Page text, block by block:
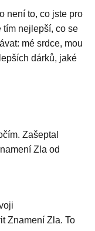
není to, co jste pro
tím nejlepší, co se
mé srdce, mou
dárků, jaké
Zašeptal
Zla od
Znamení Zla. To